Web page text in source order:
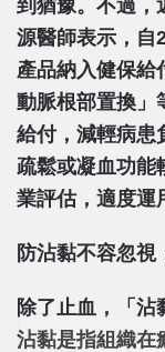
到猶豫。不過，
源醫師表示，自
產品納入健保給
動脈根部置換」
給付，減輕病患
疏鬆或凝血功能
業評估，適度運
防沾黏不容忽視
除了止血，「沾
沾黏是指組織在